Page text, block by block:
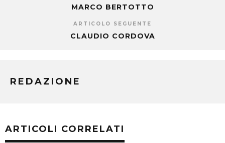
MARCO BERTOTTO
ARTICOLO SEGUENTE
CLAUDIO CORDOVA
REDAZIONE
ARTICOLI CORRELATI